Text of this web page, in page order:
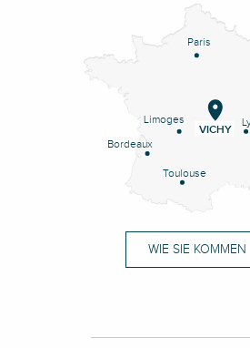
Paris
Limoges
Bordeaux
Toulouse
VICHY
WIE SIE KOMMEN